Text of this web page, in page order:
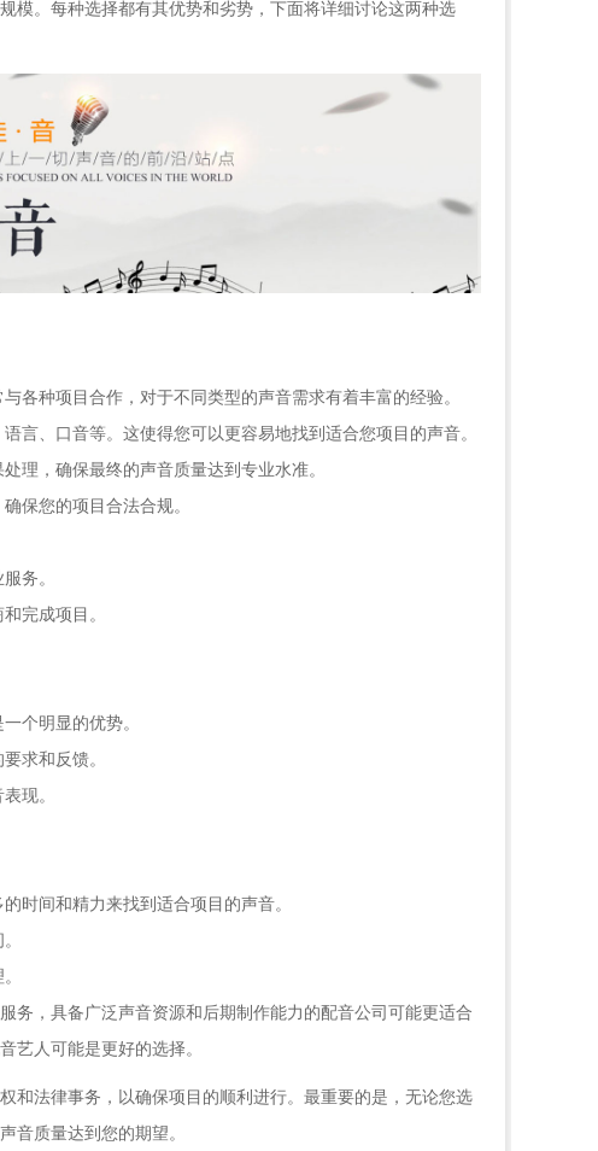
模。每种选择都有其优势和劣势，下面将详细讨论这两种选
各种项目合作，对于不同类型的声音需求有着丰富的经验。
言、口音等。这使得您可以更容易地找到适合您项目的声音。
理，确保最终的声音质量达到专业水准。
保您的项目合法合规。
务。
完成项目。
个明显的优势。
求和反馈。
现。
时间和精力来找到适合项目的声音。
务，具备广泛声音资源和后期制作能力的配音公司可能更适合
人可能是更好的选择。
和法律事务，以确保项目的顺利进行。最重要的是，无论您选
质量达到您的期望。